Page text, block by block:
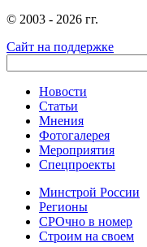
© 2003 - 2026 гг.
Сайт на поддержке
Новости
Статьи
Мнения
Фотогалерея
Мероприятия
Спецпроекты
Минстрой России
Регионы
СРОчно в номер
Строим на своем